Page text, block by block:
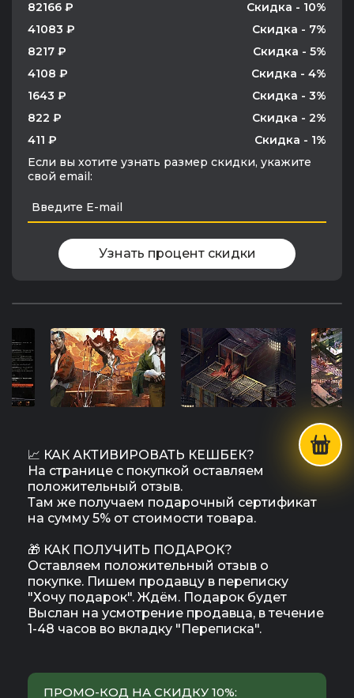
📈 КАК АКТИВИРОВАТЬ КЕШБЕК?
На странице с покупкой оставляем
положительный отзыв.
Там же получаем подарочный сертификат
на сумму 5% от стоимости товара.
🎁 КАК ПОЛУЧИТЬ ПОДАРОК?
Оставляем положительный отзыв о
покупке. Пишем продавцу в переписку
"Хочу подарок". Ждём. Подарок будет
Выслан на усмотрение продавца, в течение
1-48 часов во вкладку "Переписка".
ПРОМО-КОД НА СКИДКУ 10%:
82166 ₽
Скидка - 10%
41083 ₽
Скидка - 7%
8217 ₽
Скидка - 5%
4108 ₽
Скидка - 4%
1643 ₽
Скидка - 3%
822 ₽
Скидка - 2%
411 ₽
Скидка - 1%
Если вы хотите узнать размер скидки, укажите
свой email:
Узнать процент скидки